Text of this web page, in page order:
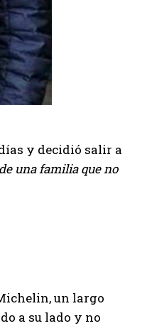
y decidió salir a
una familia que no
un largo
a su lado y no